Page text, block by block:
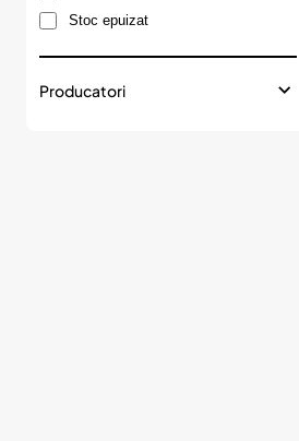
Stoc epuizat
Producatori